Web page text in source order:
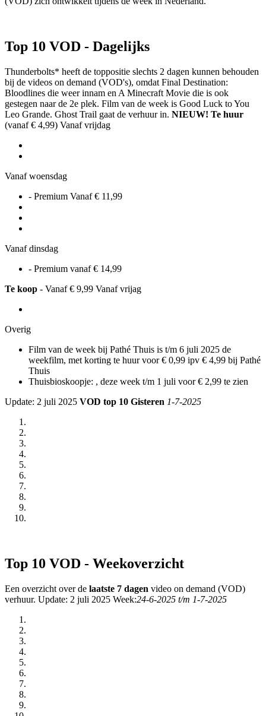
Top 10 VOD - Dagelijks
Thunderbolts* heeft de toppositie slechts 2 dagen kunnen behouden
bij de videos on demand (VOD's), omdat Final Destination:
Bloodlines die weer innam en A Minecraft Movie die is ook
gestegen naar de 2e plek. Film van de week is Good Luck to You
Leo Grande. Ghost Trail gaat de verhuur in. NIEUW! Te huur
(vanaf € 4,99) Vanaf vrijdag
Vanaf woensdag
- Premium Vanaf € 11,99
Vanaf dinsdag
- Premium vanaf € 14,99
Te koop - Vanaf € 9,99 Vanaf vrijag
Overig
Film van de week bij Pathé Thuis is t/m 6 juli 2025 de
weekfilm, met korting te huur voor € 0,99 ipv € 4,99 bij Pathé
Thuis
Thuisbioskoopje: , deze week t/m 1 juli voor € 2,99 te zien
Update: 2 juli 2025 VOD top 10 Gisteren 1-7-2025
Top 10 VOD - Weekoverzicht
Een overzicht over de laatste 7 dagen video on demand (VOD)
verhuur. Update: 2 juli 2025 Week:24-6-2025 t/m 1-7-2025